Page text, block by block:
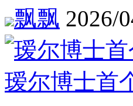
飘飘 2026/
瑷尔博士首